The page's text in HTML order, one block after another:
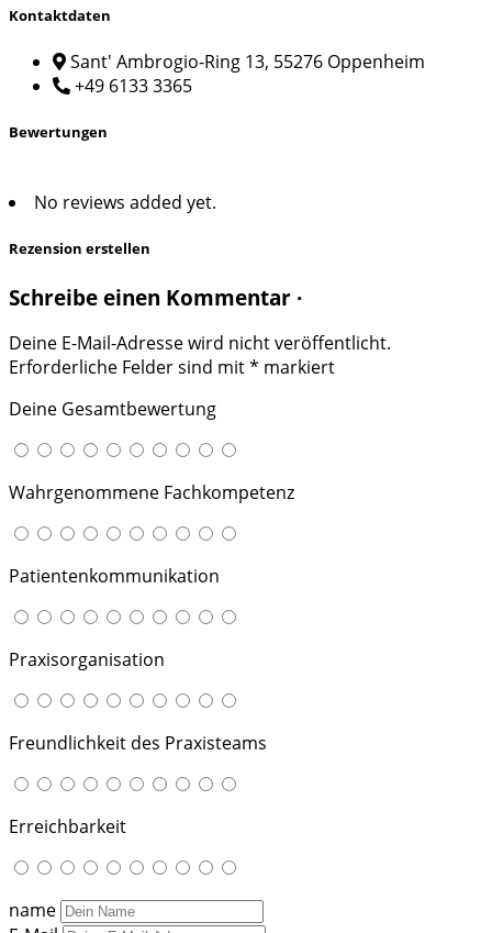
Kontaktdaten
Sant' Ambrogio-Ring 13, 55276 Oppenheim
+49 6133 3365
Bewertungen
No reviews added yet.
Rezension erstellen
Schreibe einen Kommentar ·
Deine E-Mail-Adresse wird nicht veröffentlicht.
Erforderliche Felder sind mit* markiert
Deine Gesamtbewertung
Wahrgenommene Fachkompetenz
Patientenkommunikation
Praxisorganisation
Freundlichkeit des Praxisteams
Erreichbarkeit
name